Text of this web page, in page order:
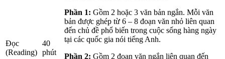
Đọc
(Reading)
40
phút
Phần 1: Gồm 2 hoặc 3 văn bản ngắn. Mỗi văn
bản được ghép từ 6 – 8 đoạn văn nhỏ liên quan
đến chủ đề phổ biến trong cuộc sống hàng ngày
tại các quốc gia nói tiếng Anh.
Phần 2: Gồm 2 đoạn văn ngắn liên quan đến